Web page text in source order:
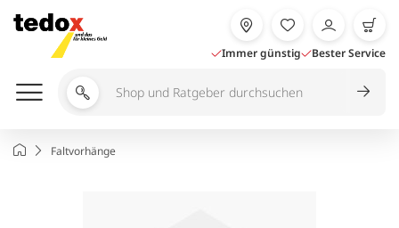
Inhalt
springen
Immer günstig Bester Service
Shop
durchsuchen
StartseiteFaltvorhänge